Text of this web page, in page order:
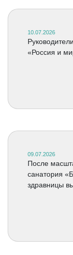
10.07.2026
«Россия и
09.07.2026
После
санатория
здравницы